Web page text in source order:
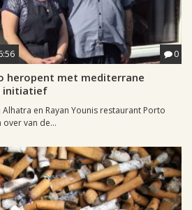
0
heropent met mediterrane
initiatief
en Rayan Younis restaurant Porto
over van de...